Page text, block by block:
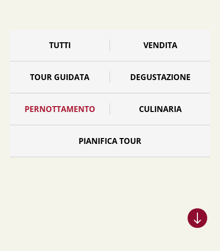
TUTTI VENDITA
TOUR GUIDATA DEGUSTAZIONE
PERNOTTAMENTO CULINARIA
PIANIFICA TOUR